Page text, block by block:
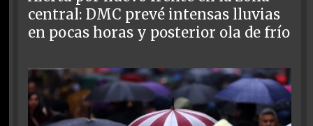
central: DMC prevé intensas lluvias
en pocas horas y posterior ola de frío